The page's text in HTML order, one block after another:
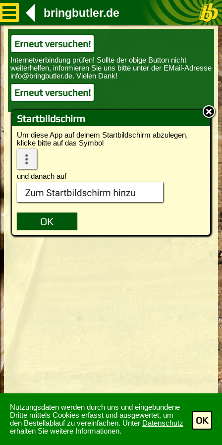
Nutzungsdaten werden durch uns und eingebundene
Dritte mittels Cookies erfasst und ausgewertet, um
den Bestellablauf zu vereinfachen. Unter Datenschutz
erhalten Sie weitere Informationen.
OK
Startbildschirm
Um diese App auf deinem Startbildschirm abzulegen,
klicke bitte auf das Symbol
und danach auf
bringbutler.de
Erneut versuchen!
Erneut versuchen!